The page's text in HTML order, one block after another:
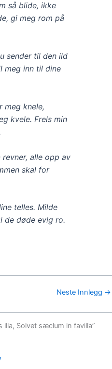
så blide, ikke
gi meg rom på
sender til den ild
meg inn til dine
meg knele,
kvele. Frels min
revner, alle opp av
skal for
telles. Milde
de døde evig ro.
Neste Innlegg →
illa, Solvet sæclum in favilla”